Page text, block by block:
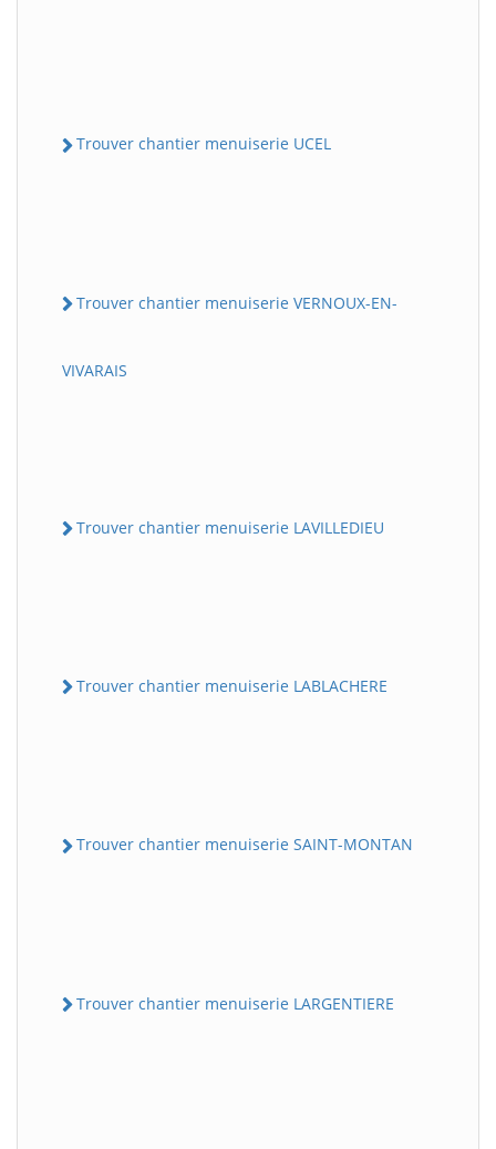
Trouver chantier menuiserie UCEL
Trouver chantier menuiserie VERNOUX-EN-
VIVARAIS
Trouver chantier menuiserie LAVILLEDIEU
Trouver chantier menuiserie LABLACHERE
Trouver chantier menuiserie SAINT-MONTAN
Trouver chantier menuiserie LARGENTIERE